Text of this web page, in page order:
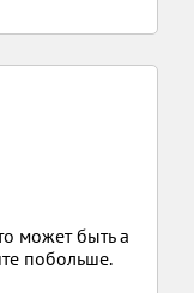
может быть а
побольше.